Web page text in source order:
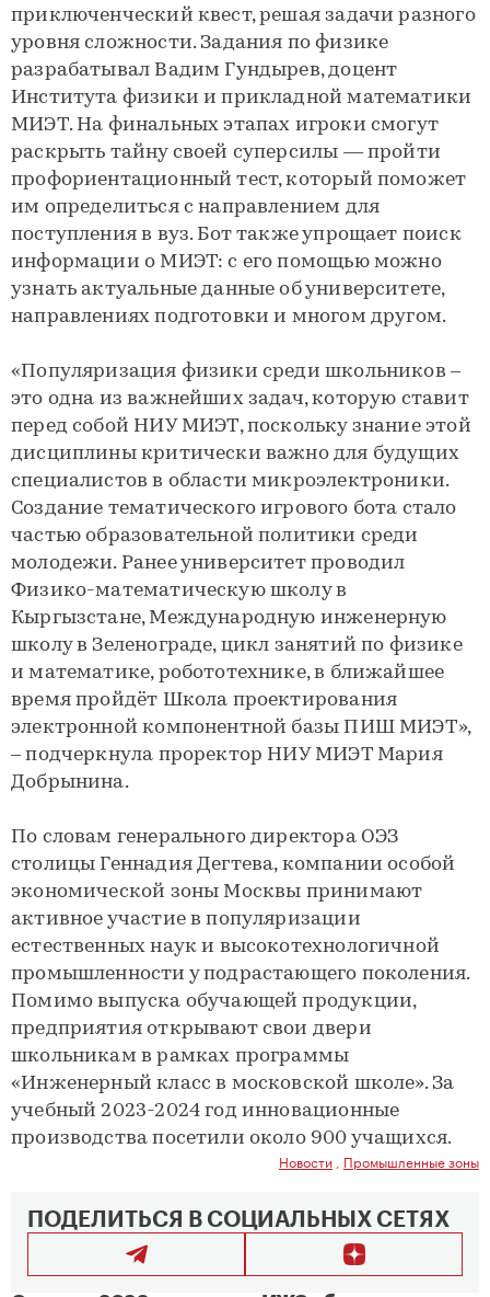
приключенческий квест, решая задачи разного
уровня сложности. Задания по физике
разрабатывал Вадим Гундырев, доцент
Института физики и прикладной математики
МИЭТ. На финальных этапах игроки смогут
раскрыть тайну своей суперсилы — пройти
профориентационный тест, который поможет
им определиться с направлением для
поступления в вуз. Бот также упрощает поиск
информации о МИЭТ: с его помощью можно
узнать актуальные данные об университете,
направлениях подготовки и многом другом.
«Популяризация физики среди школьников –
это одна из важнейших задач, которую ставит
перед собой НИУ МИЭТ, поскольку знание этой
дисциплины критически важно для будущих
специалистов в области микроэлектроники.
Создание тематического игрового бота стало
частью образовательной политики среди
молодежи. Ранее университет проводил
Физико-математическую школу в
Кыргызстане, Международную инженерную
школу в Зеленограде, цикл занятий по физике
и математике, робототехнике, в ближайшее
время пройдёт Школа проектирования
электронной компонентной базы ПИШ МИЭТ»,
– подчеркнула проректор НИУ МИЭТ Мария
Добрынина.
По словам генерального директора ОЭЗ
столицы Геннадия Дегтева, компании особой
экономической зоны Москвы принимают
активное участие в популяризации
естественных наук и высокотехнологичной
промышленности у подрастающего поколения.
Помимо выпуска обучающей продукции,
предприятия открывают свои двери
школьникам в рамках программы
«Инженерный класс в московской школе». За
учебный 2023-2024 год инновационные
производства посетили около 900 учащихся.
Новости Промышленные зоны
ПОДЕЛИТЬСЯ В СОЦИАЛЬНЫХ СЕТЯХ